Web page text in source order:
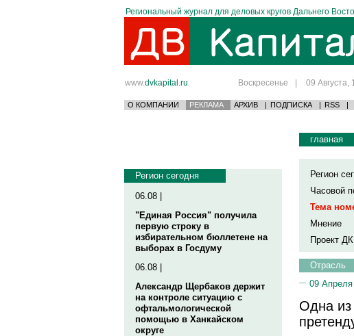
Региональный журнал для деловых кругов Дальнего
www.dvkapital.ru Воскресенье | 09 Августа,
О КОМПАНИИ РЕКЛАМА АРХИВ | ПОДПИСКА | RSS |
Регион сегодня
06.08 |
"Единая Россия" получила
первую строку в
избирательном бюллетене на
выборах в Госдуму
06.08 |
Александр Щербаков держит
на контроле ситуацию с
офтальмологической
помощью в Ханкайском
округе
главная
Регион
Часовой
Тема
Мнение
Проект ДК
Отрасль
09
Одна из